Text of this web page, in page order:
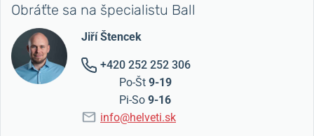
Obráťte sa na špecialistu Ball
Jiří Štencek
+420 252 252 306
Po-Št 9-19
Pi-So 9-16
info@helveti.sk